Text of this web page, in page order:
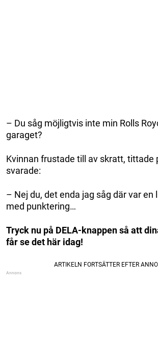
– Du såg möjligtvis inte min Rolls
garaget?
Kvinnan frustade till av skratt, tittade
svarade:
– Nej du, det enda jag såg där var en
med punktering…
Tryck nu på DELA-knappen så att
får se det här idag!